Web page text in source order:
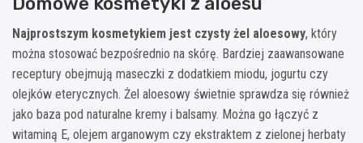
Najprostszym kosmetykiem jest czysty żel aloesowy, który
można stosować bezpośrednio na skórę. Bardziej zaawansowane
receptury obejmują maseczki z dodatkiem miodu, jogurtu czy
olejków eterycznych. Żel aloesowy świetnie sprawdza się również
jako baza pod naturalne kremy i balsamy. Można go łączyć z
witaminą E, olejem arganowym czy ekstraktem z zielonej herbaty